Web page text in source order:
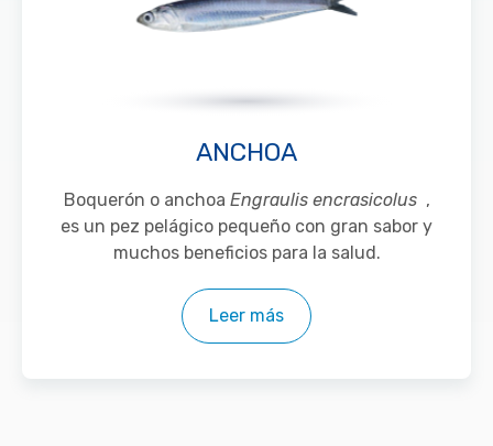
ANCHOA
Boquerón o anchoa Engraulis encrasicolus,
es un pez pelágico pequeño con gran sabor y
muchos beneficios para la salud.
Leer más